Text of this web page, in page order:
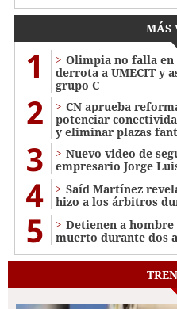
MÁS
1
Olimpia no falla en
derrota a UMECIT y
grupo C
2
CN aprueba
potenciar
y eliminar plazas
3
Nuevo video de
empresario Jorge
4
Saíd Martínez
hizo a los árbitros
5
Detienen a hombre
muerto durante dos